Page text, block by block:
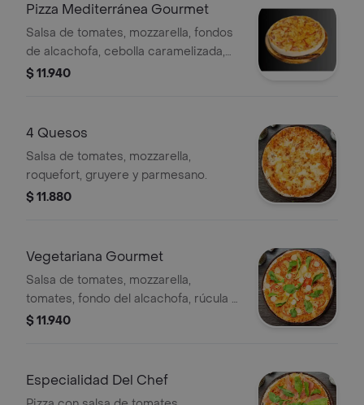
Pizza Mediterránea Gourmet
Salsa de tomates, mozzarella, fondos
de alcachofa, cebolla caramelizada,
tocino y pimentón rojo.
$ 11.940
4 Quesos
Salsa de tomates, mozzarella,
roquefort, gruyere y parmesano.
$ 11.880
Vegetariana Gourmet
Salsa de tomates, mozzarella,
tomates, fondo del alcachofa, rúcula y
palmitos
$ 11.940
Especialidad Del Chef